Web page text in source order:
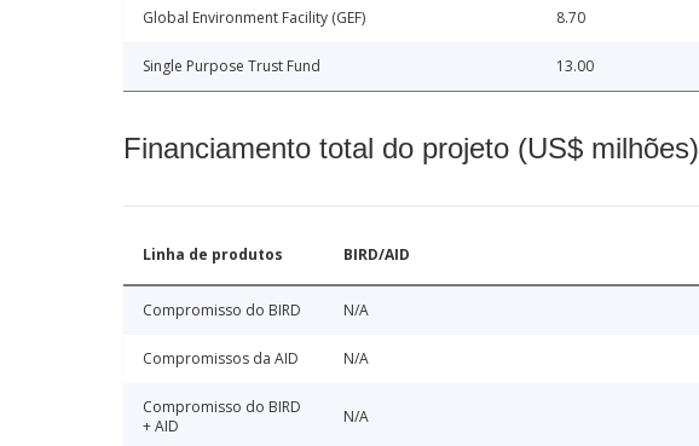
Global Environment Facility (GEF) 8.70
Single Purpose Trust Fund 13.00
Financiamento total do projeto (US$ milhões)
Linha de produtos BIRD/AID
Compromisso do BIRD N/A
Compromissos da AID N/A
Compromisso do BIRD
+ AID
N/A